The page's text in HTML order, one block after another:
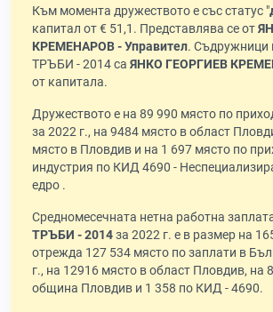
Към момента дружеството е със статус "
капитал от € 51,1. Представлява се от
КРЕМЕНАРОВ - Управител.
ТРЪБИ - 2014 са ЯНКО ГЕОРГИЕВ
от капитала.
Дружеството е на 89 990 място по
за 2022 г., на 9484 място в област
място в Пловдив и на 1 697 място по
индустрия по КИД 4690 -
едро .
Средномесечната нетна работна
ТРЪБИ - 2014за 2022 г. е в размер на
отрежда 127 534 място по заплати в
г., на 12916 място в област Пловдив, на
община Пловдив и 1 358 по КИД - 4690.